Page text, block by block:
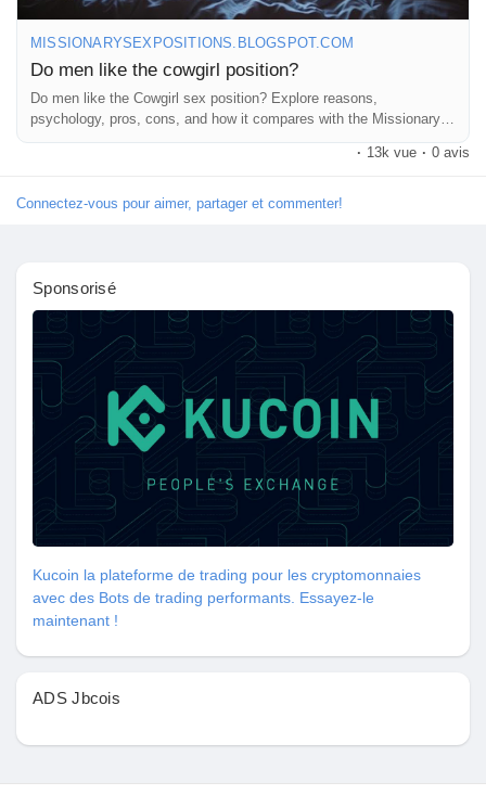
Financement
Mes Offres
Emplois
Mes emplois
Cours
Mes cours
MISSIONARYSEXPOSITIONS.BLOGSPOT.COM
Do men like the cowgirl position?
Do men like the Cowgirl sex position? Explore reasons,
psychology, pros, cons, and how it compares with the Missionary
sex position.
· 13k vue · 0 avis
Connectez-vous pour aimer, partager et commenter!
Sponsorisé
Kucoin la plateforme de trading pour les cryptomonnaies
avec des Bots de trading performants. Essayez-le
maintenant !
ADS Jbcois